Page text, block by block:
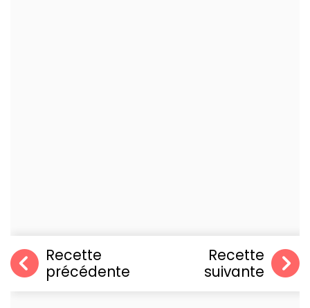
Recette
précédente
Recette
suivante